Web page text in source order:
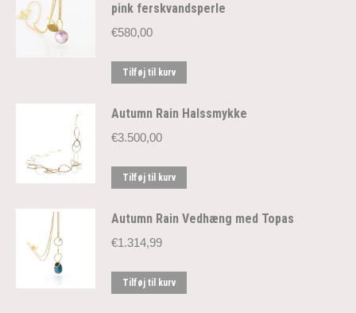
pink ferskvandsperle
€580,00
Tilføj til kurv
Autumn Rain Halssmykke
€3.500,00
Tilføj til kurv
Autumn Rain Vedhæng med Topas
€1.314,99
Tilføj til kurv